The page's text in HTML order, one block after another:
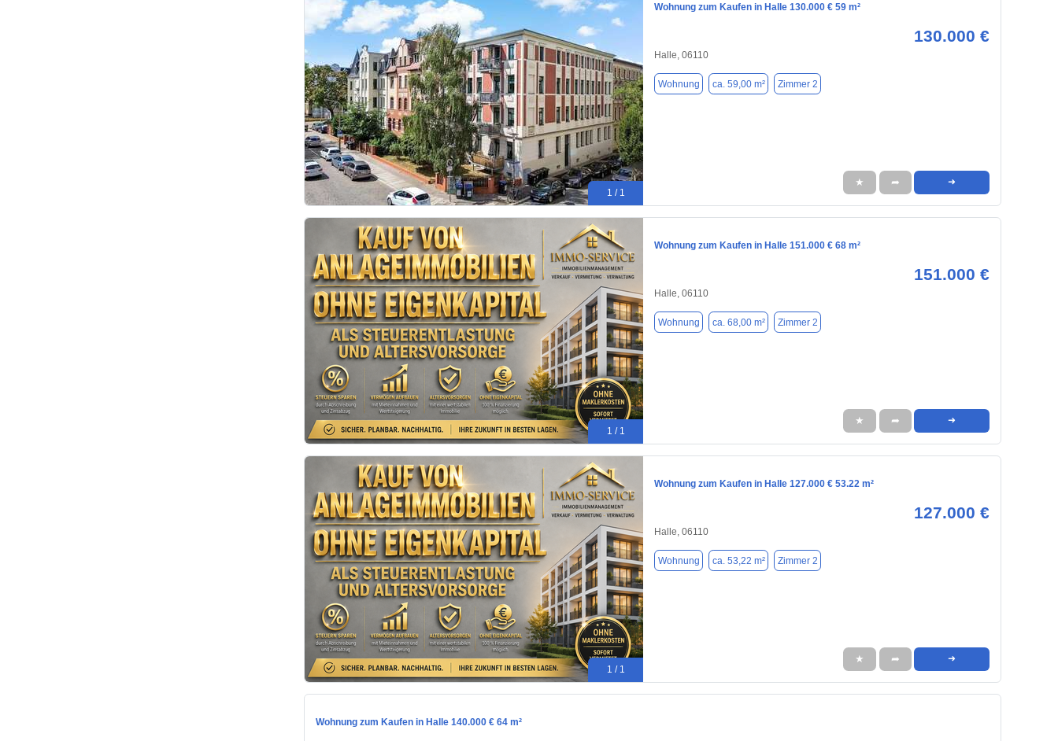
1 / 1
Wohnung zum Kaufen in Halle 130.000 € 59 m²
130.000 €
Halle, 06110
Wohnung ca. 59,00 m² Zimmer 2
★ ➦ ➜
1 / 1
Wohnung zum Kaufen in Halle 151.000 € 68 m²
151.000 €
Halle, 06110
Wohnung ca. 68,00 m² Zimmer 2
★ ➦ ➜
1 / 1
Wohnung zum Kaufen in Halle 127.000 € 53.22 m²
127.000 €
Halle, 06110
Wohnung ca. 53,22 m² Zimmer 2
★ ➦ ➜
Wohnung zum Kaufen in Halle 140.000 € 64 m²